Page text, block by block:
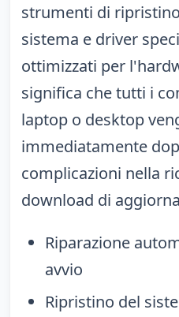
strumenti di
sistema e driver
ottimizzati per
significa che tutti i
laptop o desktop
immediatamente
complicazioni nella
download di
Riparazione
avvio
Ripristino del